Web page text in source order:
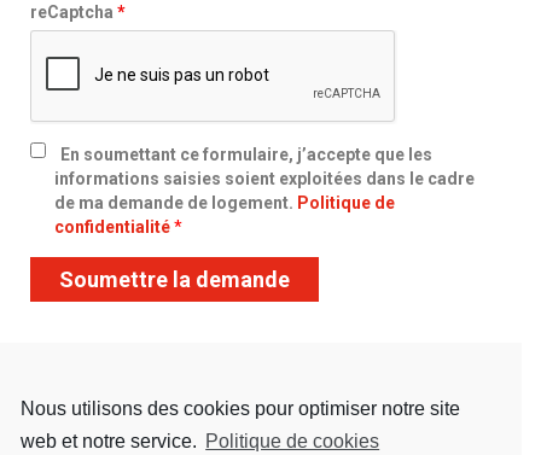
Nous utilisons des cookies pour optimiser notre site
web et notre service. Politique de cookies
reCaptcha *
En soumettant ce formulaire, j’accepte que les
informations saisies soient exploitées dans le cadre
de ma demande de logement. Politique de
confidentialité*